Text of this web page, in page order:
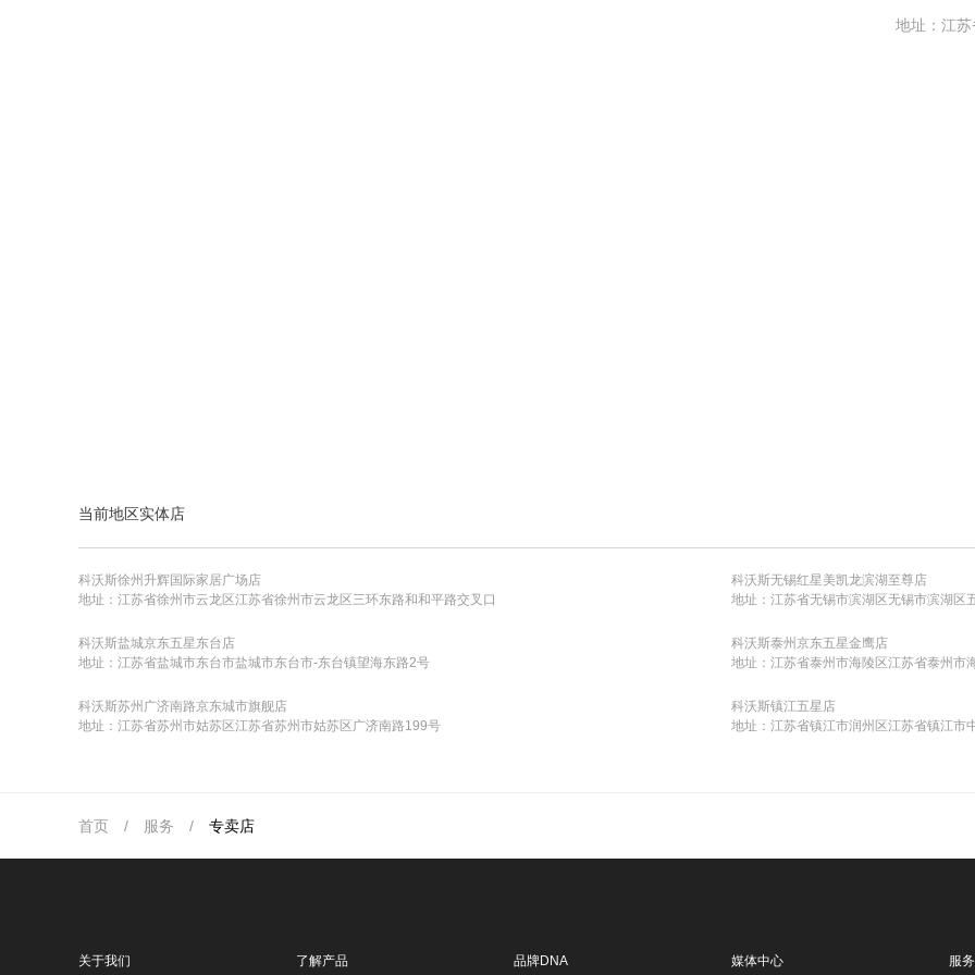
地址：江
当前地区实体店
科沃斯徐州升辉国际家居广场店
地址：江苏省徐州市云龙区江苏省徐州市云龙区三环东路和和平路交叉口
科沃斯无锡红星美凯龙滨湖至尊店
地址：江苏省无锡市滨湖区无锡市滨湖区
科沃斯盐城京东五星东台店
地址：江苏省盐城市东台市盐城市东台市-东台镇望海东路2号
科沃斯泰州京东五星金鹰店
地址：江苏省泰州市海陵区江苏省泰州市
科沃斯苏州广济南路京东城市旗舰店
地址：江苏省苏州市姑苏区江苏省苏州市姑苏区广济南路199号
科沃斯镇江五星店
地址：江苏省镇江市润州区江苏省镇江市
首页 / 服务 / 专卖店
关于我们 了解产品 品牌DNA 媒体中心 服